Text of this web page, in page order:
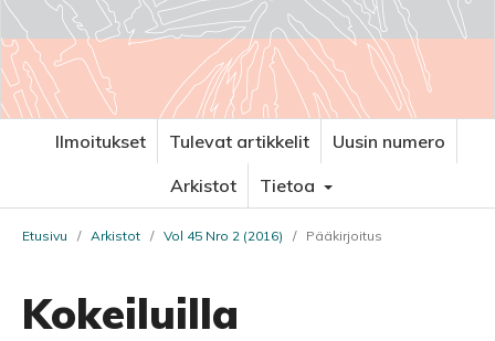
Ilmoitukset Tulevat artikkelit
Uusin numero
Arkistot
Tietoa
Etusivu / Arkistot / Vol 45 Nro 2 (2016) / Pääkirjoitus
Kokeiluilla